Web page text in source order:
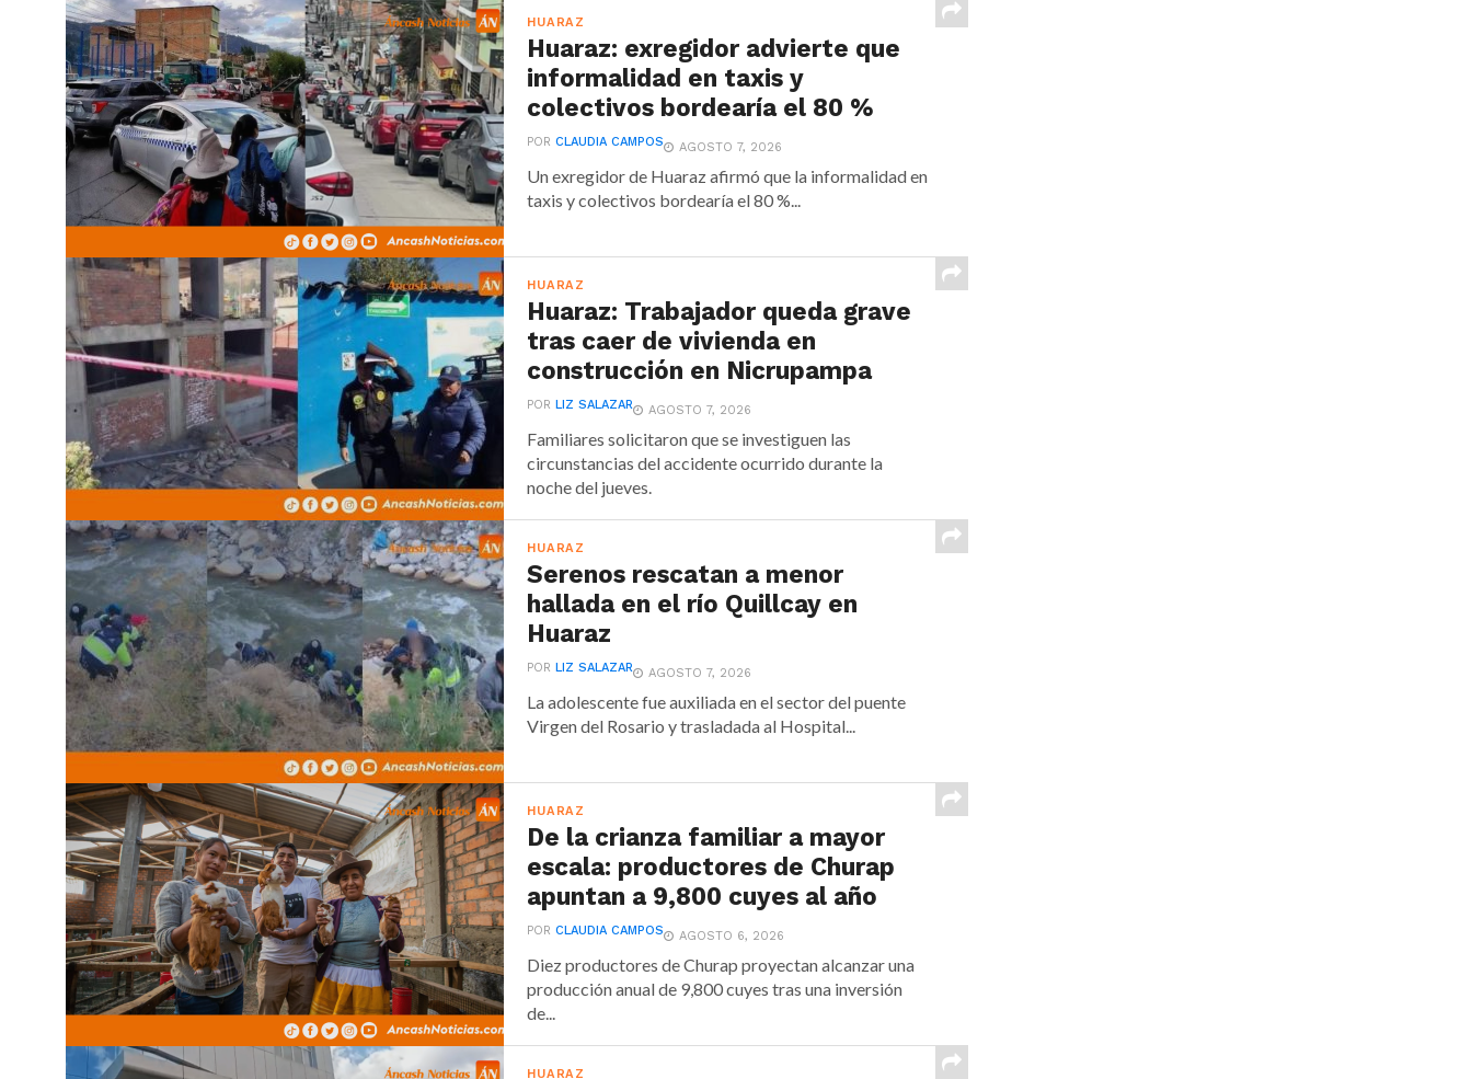
HUARAZ
Huaraz: exregidor advierte que
informalidad en taxis y
colectivos bordearía el 80 %
PORCLAUDIA CAMPOS AGOSTO 7, 2026
Un exregidor de Huaraz afirmó que la informalidad en
taxis y colectivos bordearía el 80 %...
HUARAZ
Huaraz: Trabajador queda grave
tras caer de vivienda en
construcción en Nicrupampa
POR LIZ SALAZAR AGOSTO 7, 2026
Familiares solicitaron que se investiguen las
circunstancias del accidente ocurrido durante la
noche del jueves.
HUARAZ
Serenos rescatan a menor
hallada en el río Quillcay en
Huaraz
POR LIZ SALAZAR AGOSTO 7, 2026
La adolescente fue auxiliada en el sector del puente
Virgen del Rosario y trasladada al Hospital...
HUARAZ
De la crianza familiar a mayor
escala: productores de Churap
apuntan a 9,800 cuyes al año
PORCLAUDIA CAMPOS AGOSTO 6, 2026
Diez productores de Churap proyectan alcanzar una
producción anual de 9,800 cuyes tras una inversión
de...
HUARAZ